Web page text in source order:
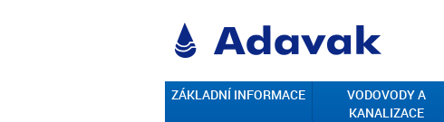
ZÁKLADNÍ INFORMACE
VODOVODY A
KANALIZACE